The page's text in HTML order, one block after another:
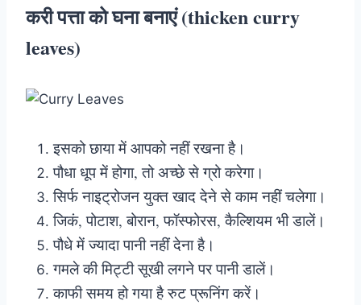
करी पत्ता को घना बनाएं (thicken curry
leaves)
इसको छाया में आपको नहीं रखना है।
पौधा धूप में होगा, तो अच्छे से ग्रो करेगा।
सिर्फ नाइट्रोजन युक्त खाद देने से काम नहीं चलेगा।
जिकं, पोटाश, बोरान, फॉस्फोरस, कैल्शियम भी डालें।
पौधे में ज्यादा पानी नहीं देना है।
गमले की मिट्टी सूखी लगने पर पानी डालें।
काफी समय हो गया है रुट प्रूनिंग करें।